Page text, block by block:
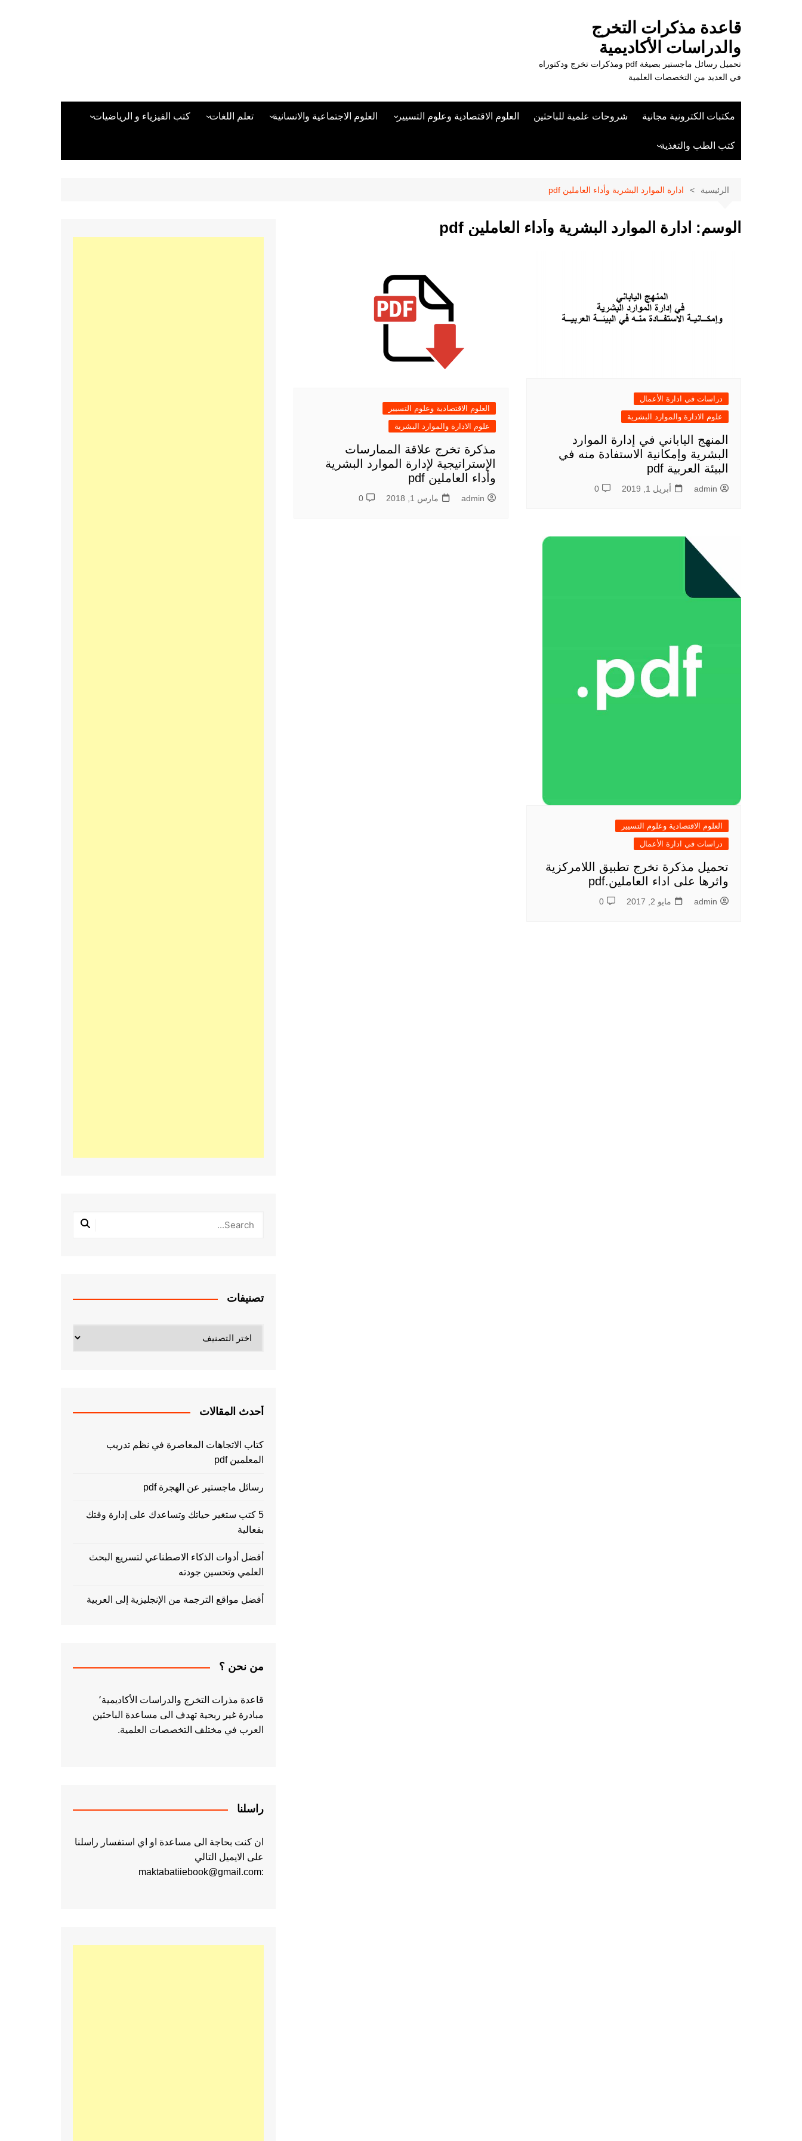
قاعدة مذكرات التخرج
والدراسات الأكاديمية
تحميل رسائل ماجستير بصيغة pdf ومذكرات تخرج ودكتوراه
في العديد من التخصصات العلمية
مكتبات الكترونية مجانية شروحات علمية للباحثين العلوم الاقتصادية وعلوم التسيير
علوم الادارة والموارد البشرية
العلوم الاجتماعية والانسانية تعلم اللغات
تعلم اللغة التركية
كتب الفيزياء و الرياضيات
كتب لغات البرمجة
كتب الطب والتغذية
الرئيسية ادارة الموارد البشرية وأداء العاملين pdf
الوسم: ادارة الموارد البشرية وأداء العاملين pdf
دراسات في ادارة الأعمال
علوم الادارة والموارد البشرية
المنهج الياباني في إدارة الموارد
البشرية وإمكانية الاستفادة منه في
البيئة العربية pdf
admin أبريل 1, 2019 0
العلوم الاقتصادية وعلوم التسيير
علوم الادارة والموارد البشرية
مذكرة تخرج علاقة الممارسات
الإستراتيجية لإدارة الموارد البشرية
وأداء العاملين pdf
admin مارس 1, 2018 0
العلوم الاقتصادية وعلوم التسيير
دراسات في ادارة الأعمال
تحميل مذكرة تخرج تطبيق اللامركزية
واثرها على اداء العاملين.pdf
admin مايو 2, 2017 0
تصنيفات
أحدث المقالات
كتاب الاتجاهات المعاصرة في نظم تدريب
المعلمين pdf
رسائل ماجستير عن الهجرة pdf
5 كتب ستغير حياتك وتساعدك على إدارة وقتك
بفعالية
أفضل أدوات الذكاء الاصطناعي لتسريع البحث
العلمي وتحسين جودته
أفضل مواقع الترجمة من الإنجليزية إلى العربية
من نحن ؟
قاعدة مذرات التخرج والدراسات الأكاديمية٬
مبادرة غير ربحية تهدف الى مساعدة الباحثين
العرب في مختلف التخصصات العلمية.
راسلنا
ان كنت بحاجة الى مساعدة او اي استفسار راسلنا
على الايميل التالي
:maktabatiiebook@gmail.com